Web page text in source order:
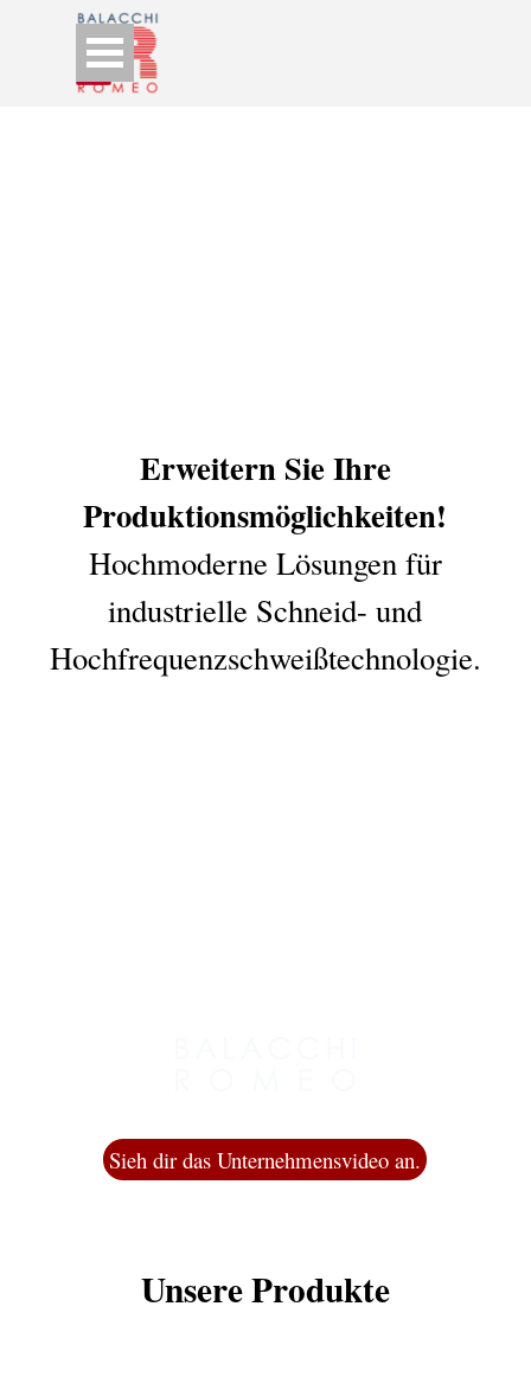
Go to content
Skip menu
Erweitern Sie Ihre
Produktionsmöglichkeiten!
Hochmoderne Lösungen für
industrielle Schneid- und
Hochfrequenzschweißtechnologie.
Sieh dir das Unternehmensvideo an.
Unsere Produkte